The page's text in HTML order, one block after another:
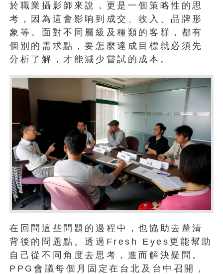
於職業攝影師來說，更是一個策略性的思
考，因為這會影响到成交、收入、品牌形
象等。面對不同層級及種類的客群，都有
個別的需求點，要怎麼達成目標就必須先
分析了解，才能減少嘗試的成本。
在回問這些問題的過程中，也協助去釐清
背後的問題點。透過Fresh Eyes更能幫助
自己從不同角度去思考，進而解決疑問。
PPG會議每個月固定在台北及台中召開，